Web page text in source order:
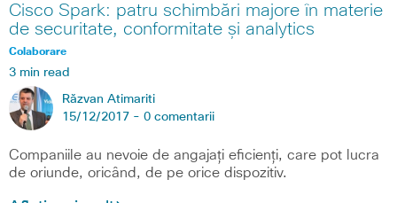
Cisco Spark: patru schimbări majore în materie
de securitate, conformitate și analytics
Colaborare
3 min read
Răzvan Atimariti
15/12/2017 - 0 comentarii
Companiile au nevoie de angajați eficienți, care pot lucra
de oriunde, oricând, de pe orice dispozitiv.